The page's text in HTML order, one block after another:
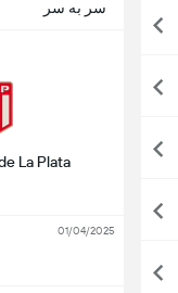
سر به سر
La Plata
01/04/2025